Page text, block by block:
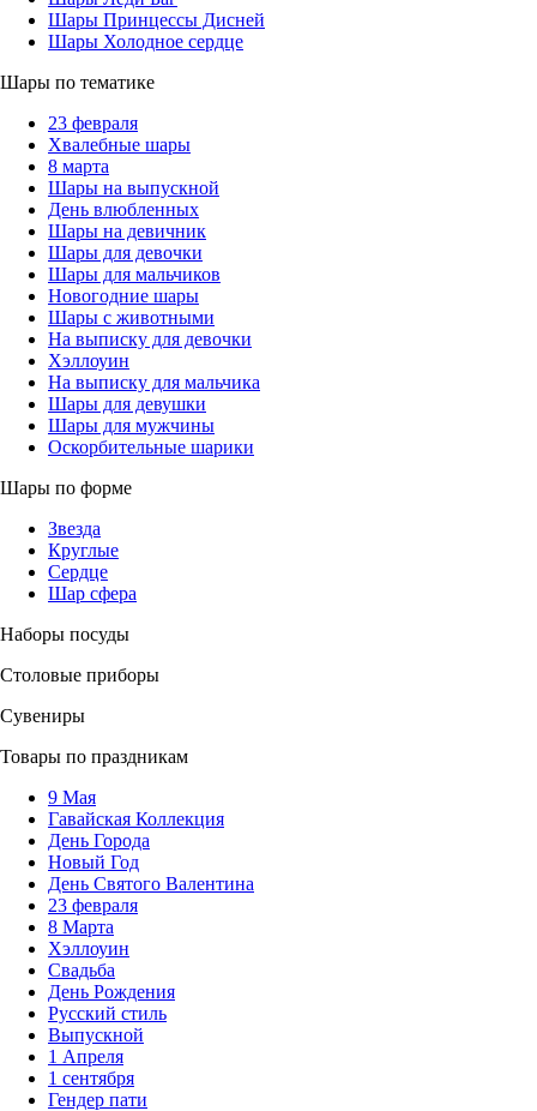
Шары Принцессы Дисней
Шары Холодное сердце
Шары по тематике
23 февраля
Хвалебные шары
8 марта
Шары на выпускной
День влюбленных
Шары на девичник
Шары для девочки
Шары для мальчиков
Новогодние шары
Шары с животными
На выписку для девочки
Хэллоуин
На выписку для мальчика
Шары для девушки
Шары для мужчины
Оскорбительные шарики
Шары по форме
Звезда
Круглые
Сердце
Шар сфера
Наборы посуды
Столовые приборы
Сувениры
Товары по праздникам
9 Мая
Гавайская Коллекция
День Города
Новый Год
День Святого Валентина
23 февраля
8 Марта
Хэллоуин
Свадьба
День Рождения
Русский стиль
Выпускной
1 Апреля
1 сентября
Гендер пати